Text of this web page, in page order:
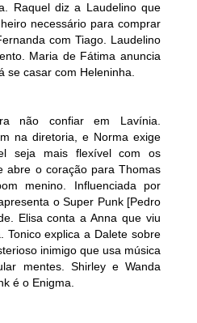
Raquel diz a Laudelino que
necessário para comprar
com Tiago. Laudelino
Maria de Fátima anuncia
se casar com Heleninha.
não confiar em Lavínia.
na diretoria, e Norma exige
seja mais flexível com os
abre o coração para Thomas
menino. Influenciada por
o Super Punk [Pedro
Elisa conta a Anna que viu
Tonico explica a Dalete sobre
inimigo que usa música
mentes. Shirley e Wanda
é o Enigma.